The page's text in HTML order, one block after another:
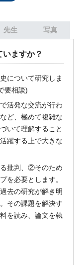
先生 写真
ますか？
について研究しま
要相談)
活発な交流が行わ
ど、極めて複雑な
いて理解すること
躍する上で大きな
批判、②そのため
を必要とします。
去の研究が解き明
その課題を解決す
を読み、論文を執